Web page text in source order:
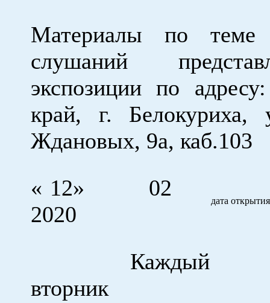
Материалы по теме
слушаний
экспозиции по
край, г. Белокуриха,
Ждановых, 9а, каб.103
« 12» 02
2020
дата
Каждый
вторник